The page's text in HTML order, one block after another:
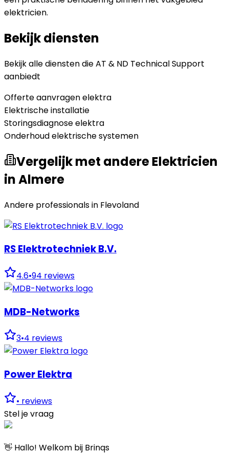
elektricien.
Bekijk diensten
Bekijk alle diensten dieAT & ND Technical Support
aanbiedt
Offerte aanvragen elektra
Elektrische installatie
Storingsdiagnose elektra
Onderhoud elektrische systemen
Vergelijk met andere Elektricien
in Almere
Andere professionals in Flevoland
RS Elektrotechniek B.V.
4.6•94 reviews
MDB-Networks
3•4 reviews
Power Elektra
• reviews
Stel je vraag
👋 Hallo! Welkom bij Brinqs